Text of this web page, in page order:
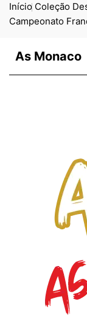
Início Coleção
Campeonato
As Monaco